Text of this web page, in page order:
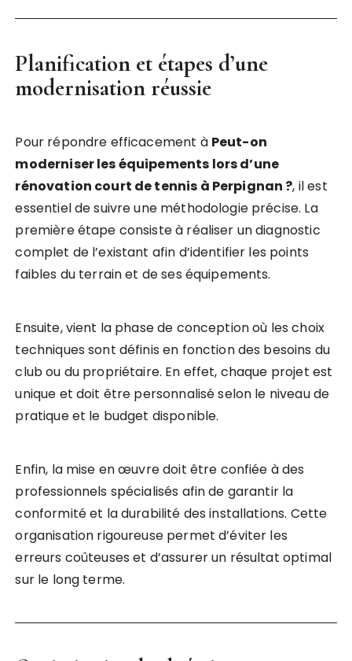
Planification et étapes d’une
modernisation réussie
Pour répondre efficacement à Peut-on
moderniser les équipements lors d’une
rénovation court de tennis à Perpignan ?, il est
essentiel de suivre une méthodologie précise. La
première étape consiste à réaliser un diagnostic
complet de l’existant afin d’identifier les points
faibles du terrain et de ses équipements.
Ensuite, vient la phase de conception où les choix
techniques sont définis en fonction des besoins du
club ou du propriétaire. En effet, chaque projet est
unique et doit être personnalisé selon le niveau de
pratique et le budget disponible.
Enfin, la mise en œuvre doit être confiée à des
professionnels spécialisés afin de garantir la
conformité et la durabilité des installations. Cette
organisation rigoureuse permet d’éviter les
erreurs coûteuses et d’assurer un résultat optimal
sur le long terme.